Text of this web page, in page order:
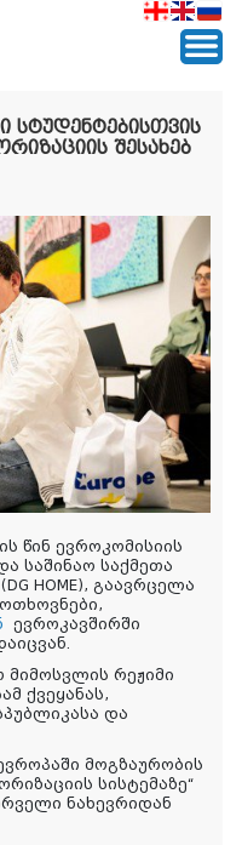
სტუდენტებისთვის
შესახებ
წინ ევროკომისიის
საშინაო საქმეთა
HOME), გაავრცელა
ევროკავშირში
მიმოსვლის რეჟიმი
ქვეყანას,
და
მოგზაურობის
სისტემაზე“
ნახევრიდან